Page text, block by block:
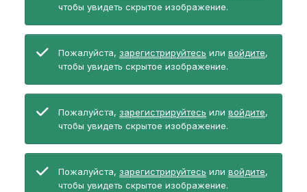
чтобы увидеть скрытое изображение.
Пожалуйста, зарегистрируйтесь или войдите,
чтобы увидеть скрытое изображение.
Пожалуйста, зарегистрируйтесь или войдите,
чтобы увидеть скрытое изображение.
Пожалуйста, зарегистрируйтесь или войдите,
чтобы увидеть скрытое изображение.